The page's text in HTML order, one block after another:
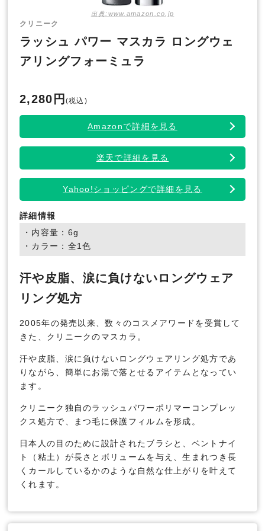
出典:www.amazon.co.jp
クリニーク
ラッシュ パワー マスカラ ロングウェ
アリングフォーミュラ
2,280円 (税込)
Amazonで詳細を見る
楽天で詳細を見る
Yahoo!ショッピングで詳細を見る
詳細情報
・内容量：6g
・カラー：全1色
汗や皮脂、涙に負けないロングウェア
リング処方
2005年の発売以来、数々のコスメアワードを受賞して
きた、クリニークのマスカラ。
汗や皮脂、涙に負けないロングウェアリング処方であ
りながら、簡単にお湯で落とせるアイテムとなってい
ます。
クリニーク独自のラッシュパワーポリマーコンプレッ
クス処方で、まつ毛に保護フィルムを形成。
日本人の目のために設計されたブラシと、ベントナイ
ト（粘土）が長さとボリュームを与え、生まれつき長
くカールしているかのような自然な仕上がりを叶えて
くれます。